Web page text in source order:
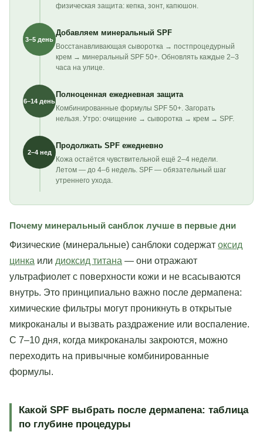
физическая защита: кепка, зонт, капюшон.
3–5 день
Добавляем минеральный SPF
Восстанавливающая сыворотка → постпроцедурный
крем → минеральный SPF 50+. Обновлять каждые 2–3
часа на улице.
6–14 день
Полноценная ежедневная защита
Комбинированные формулы SPF 50+. Загорать
нельзя. Утро: очищение → сыворотка → крем → SPF.
2–4 нед
Продолжать SPF ежедневно
Кожа остаётся чувствительной ещё 2–4 недели.
Летом — до 4–6 недель. SPF — обязательный шаг
утреннего ухода.
Почему минеральный санблок лучше в первые дни
Физические (минеральные) санблоки содержат оксид
цинка или диоксид титана — они отражают
ультрафиолет с поверхности кожи и не всасываются
внутрь. Это принципиально важно после дермапена:
химические фильтры могут проникнуть в открытые
микроканалы и вызвать раздражение или воспаление.
С 7–10 дня, когда микроканалы закроются, можно
переходить на привычные комбинированные
формулы.
Какой SPF выбрать после дермапена: таблица
по глубине процедуры